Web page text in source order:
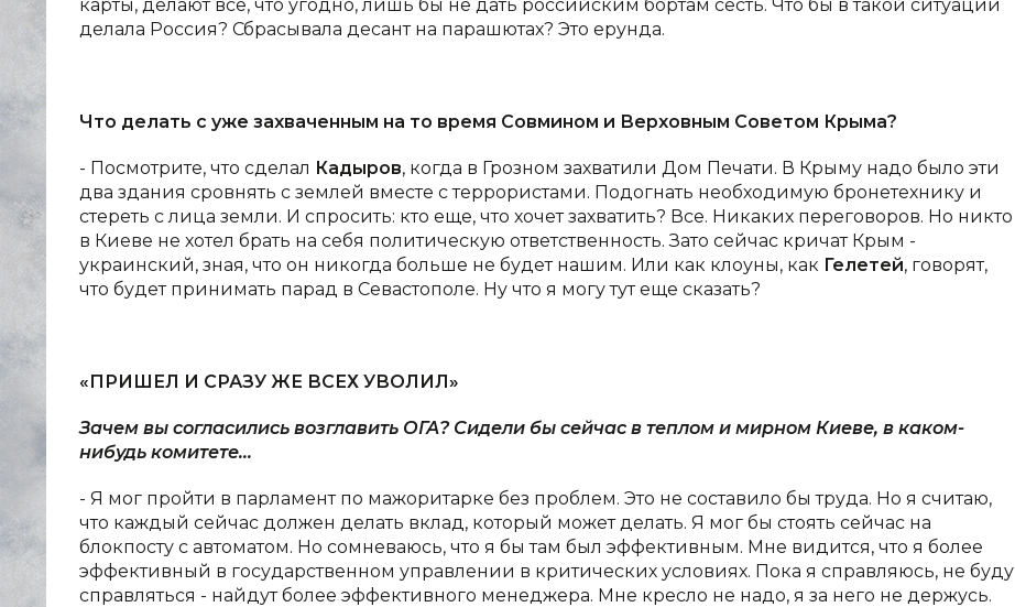
карты, делают все, что угодно, лишь бы не дать российским бортам сесть. Что бы в такой ситуации
делала Россия? Сбрасывала десант на парашютах? Это ерунда.
Что делать с уже захваченным на то время Совмином и Верховным Советом Крыма?
- Посмотрите, что сделал Кадыров, когда в Грозном захватили Дом Печати. В Крыму надо было эти
два здания сровнять с землей вместе с террористами. Подогнать необходимую бронетехнику и
стереть с лица земли. И спросить: кто еще, что хочет захватить? Все. Никаких переговоров. Но никто
в Киеве не хотел брать на себя политическую ответственность. Зато сейчас кричат Крым -
украинский, зная, что он никогда больше не будет нашим. Или как клоуны, как Гелетей, говорят,
что будет принимать парад в Севастополе. Ну что я могу тут еще сказать?
«ПРИШЕЛ И СРАЗУ ЖЕ ВСЕХ УВОЛИЛ»
Зачем вы согласились возглавить ОГА? Сидели бы сейчас в теплом и мирном Киеве, в каком-
нибудь комитете...
- Я мог пройти в парламент по мажоритарке без проблем. Это не составило бы труда. Но я считаю,
что каждый сейчас должен делать вклад, который может делать. Я мог бы стоять сейчас на
блокпосту с автоматом. Но сомневаюсь, что я бы там был эффективным. Мне видится, что я более
эффективный в государственном управлении в критических условиях. Пока я справляюсь, не буду
справляться - найдут более эффективного менеджера. Мне кресло не надо, я за него не держусь.